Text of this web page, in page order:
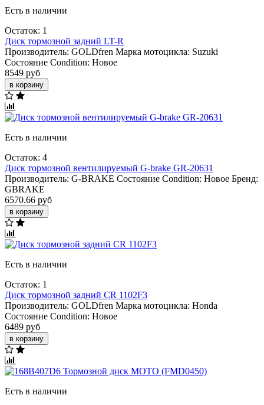
Есть в наличии
Остаток: 1
Диск тормозной задний LT-R
Производитель: GOLDfren Марка мотоцикла: Suzuki
Состояние Condition: Новое
8549 руб
в корзину
Есть в наличии
Остаток: 4
Диск тормозной вентилируемый G-brake GR-20631
Производитель: G-BRAKE Состояние Condition: Новое Бренд:
GBRAKE
6570.66 руб
в корзину
Есть в наличии
Остаток: 1
Диск тормозной задний CR 1102F3
Производитель: GOLDfren Марка мотоцикла: Honda
Состояние Condition: Новое
6489 руб
в корзину
Есть в наличии